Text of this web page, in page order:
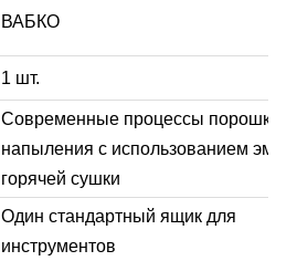
ВАБКО
1 шт.
Современные процессы
напыления с использованием
горячей сушки
Один стандартный ящик для
инструментов